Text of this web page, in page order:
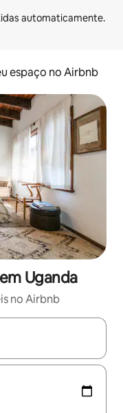
espaço no Airbnb
Uganda
no Airbnb
explore-os